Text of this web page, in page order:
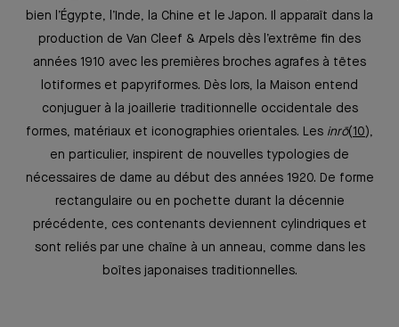
bien l’Égypte, l’Inde, la Chine et le Japon. Il apparaît dans la
production de Van Cleef & Arpels dès l’extrême fin des
années 1910 avec les premières broches agrafes à têtes
lotiformes et papyriformes. Dès lors, la Maison entend
conjuguer à la joaillerie traditionnelle occidentale des
formes, matériaux et iconographies orientales. Les inrō 10 ,
en particulier, inspirent de nouvelles typologies de
nécessaires de dame au début des années 1920. De forme
rectangulaire ou en pochette durant la décennie
précédente, ces contenants deviennent cylindriques et
sont reliés par une chaîne à un anneau, comme dans les
boîtes japonaises traditionnelles.